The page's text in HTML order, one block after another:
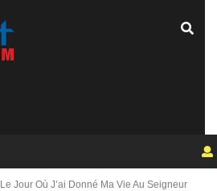
Le Jour Où J’ai Donné Ma Vie Au Seigneur